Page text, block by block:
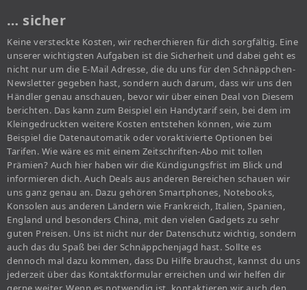
… sicher
Keine versteckte Kosten, wir recherchieren für dich sorgfältig. Eine
unserer wichtigsten Aufgaben ist die Sicherheit und dabei geht es
nicht nur um die E-Mail Adresse, die du uns für den Schnäppchen-
Newsletter gegeben hast, sondern auch darum, dass wir uns den
Händler genau anschauen, bevor wir über einen Deal von Diesem
berichten. Das kann zum Beispiel ein Handytarif sein, bei dem im
Kleingedruckten weitere Kosten entstehen können, wie zum
Beispiel die Datenautomatik oder voraktivierte Optionen bei
Tarifen. Wie wäre es mit einem Zeitschriften-Abo mit tollen
Prämien? Auch hier haben wir die Kündigungsfrist im Blick und
informieren dich. Auch Deals aus anderen Bereichen schauen wir
uns ganz genau an. Dazu gehören Smartphones, Notebooks,
Konsolen aus anderen Ländern wie Frankreich, Italien, Spanien,
England und besonders China, mit den vielen Gadgets zu sehr
guten Preisen. Uns ist nicht nur der Datenschutz wichtig, sondern
auch das du Spaß bei der Schnäppchenjagd hast. Sollte es
dennoch mal dazu kommen, dass Du Hilfe brauchst, kannst du uns
jederzeit über das Kontaktformular erreichen und wir helfen dir